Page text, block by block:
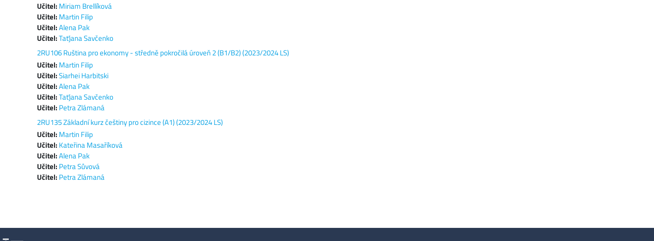
Učitel: Miriam Brellíková
Učitel: Martin Filip
Učitel:Alena Pak
Učitel:Taťjana Savčenko
2RU106 Ruština pro ekonomy - středně pokročilá úroveň 2 (B1/B2) (2023/2024 LS)
Učitel: Martin Filip
Učitel:Siarhei Harbitski
Učitel:Alena Pak
Učitel:Taťjana Savčenko
Učitel: Petra Zlámaná
2RU135 Základní kurz češtiny pro cizince (A1) (2023/2024 LS)
Učitel: Martin Filip
Učitel: Kateřina Masaříková
Učitel:Alena Pak
Učitel: Petra Sůvová
Učitel: Petra Zlámaná